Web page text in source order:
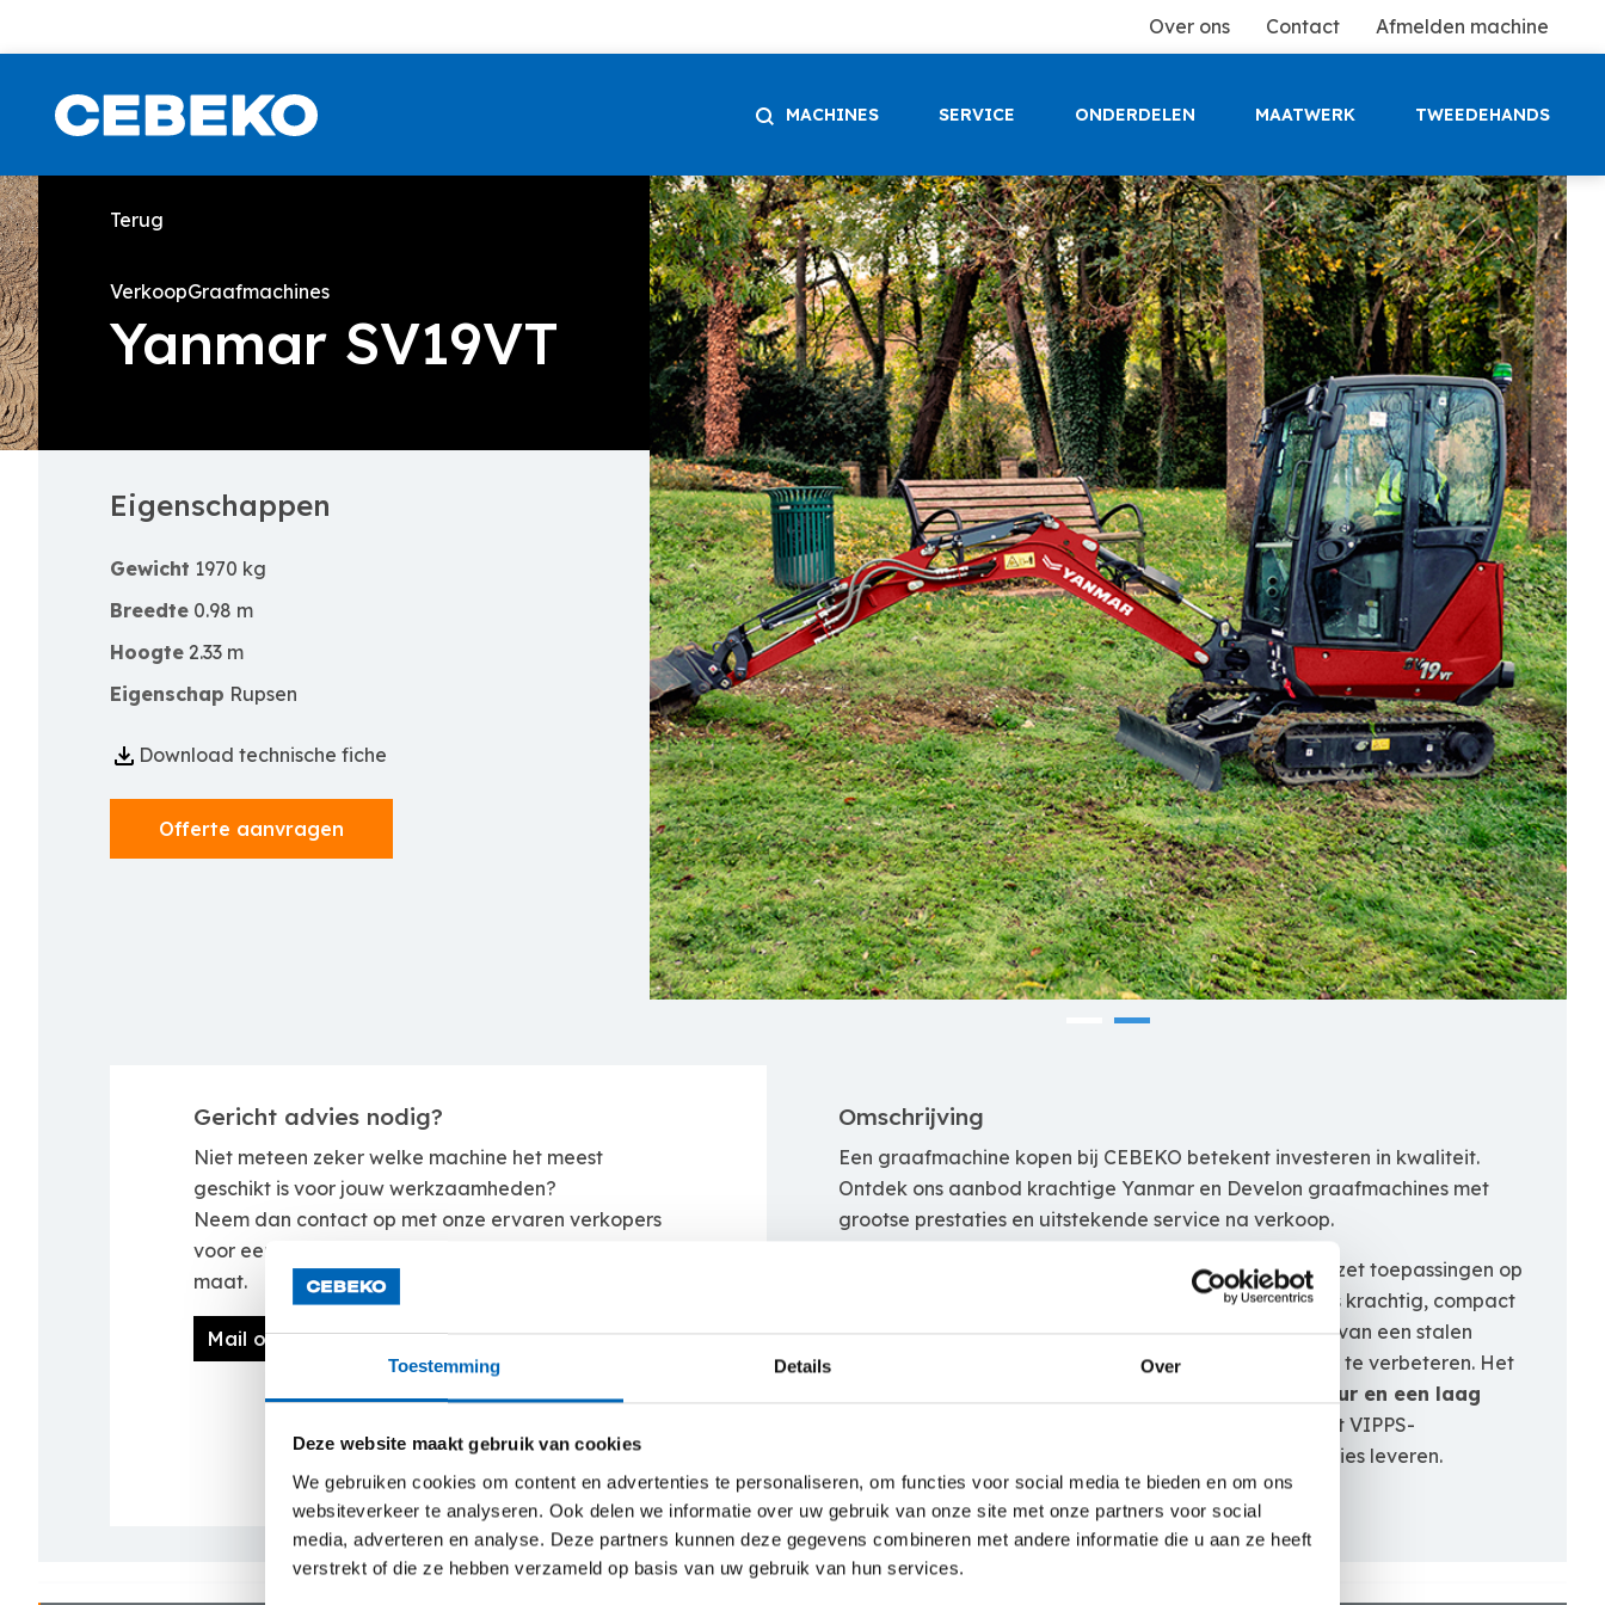
Toestemming Details Over
Deze website maakt gebruik van cookies
We gebruiken cookies om content en advertenties te personaliseren, om functies voor social media te bieden en om ons
websiteverkeer te analyseren. Ook delen we informatie over uw gebruik van onze site met onze partners voor social
media, adverteren en analyse. Deze partners kunnen deze gegevens combineren met andere informatie die u aan ze heeft
verstrekt of die ze hebben verzameld op basis van uw gebruik van hun services.
Over ons Contact Afmelden machine
MACHINES SERVICE ONDERDELEN MAATWERK TWEEDEHANDS
Terug
VerkoopGraafmachines
Yanmar SV19VT
Eigenschappen
Gewicht 1970 kg
Breedte 0.98 m
Hoogte 2.33 m
Eigenschap Rupsen
Download technische fiche
Offerte aanvragen
Gericht advies nodig?
Niet meteen zeker welke machine het meest
geschikt is voor jouw werkzaamheden?
Neem dan contact op met onze ervaren verkopers
voor een aangenaam gesprek en gericht advies op
maat.
Mail ons
Omschrijving
Een graafmachine kopen bij CEBEKO betekent investeren in kwaliteit.
Ontdek ons aanbod krachtige Yanmar en Develon graafmachines met
grootse prestaties en uitstekende service na verkoop.
is perfect geschikt voor grondverzet toepassingen op
of woonwijken en is krachtig, compact
en zeer veelzijdig. Deze minigraafmachine is voorzien van een stalen
om de werkstabiliteit verder te verbeteren. Het
lange levensduur en een laag
, terwijl een krachtige motor en het VIPPS-
hydraulische systeem van Yanmar uitstekende prestaties leveren.